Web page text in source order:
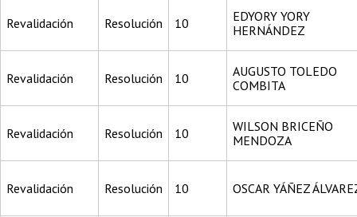
Revalidación Resolución 10
EDYORY YORY
HERNÁNDEZ
Revalidación Resolución 10
AUGUSTO TOLEDO
COMBITA
Revalidación Resolución 10
WILSON BRICEÑO
MENDOZA
Revalidación Resolución 10 OSCAR YÁÑEZ